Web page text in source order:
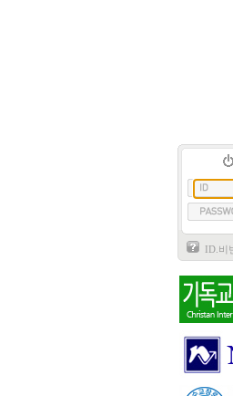
ID.비